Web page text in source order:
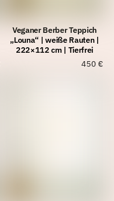
Veganer Berber Teppich
„Louna“ | weiße Rauten |
222×112 cm | Tierfrei
450 €